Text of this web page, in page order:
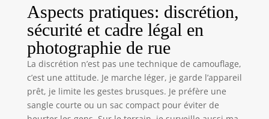
Aspects pratiques: discrétion,
sécurité et cadre légal en
photographie de rue
La discrétion n’est pas une technique de camouflage,
c’est une attitude. Je marche léger, je garde l’appareil
prêt, je limite les gestes brusques. Je préfère une
sangle courte ou un sac compact pour éviter de